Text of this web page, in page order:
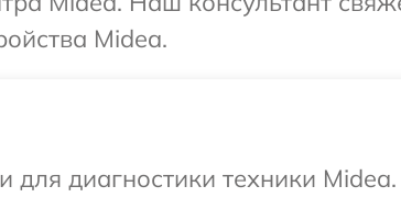
Midea.
диагностики техники